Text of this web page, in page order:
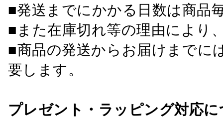
■発送までにかかる日数は商品
■また在庫切れ等の理由により
■商品の発送からお届けまでに
要します。
プレゼント・ラッピング対応